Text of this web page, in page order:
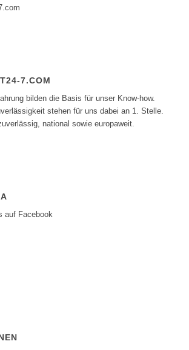
7.COM
bilden die Basis für unser Know-how.
stehen für uns dabei an 1. Stelle.
national sowie europaweit.
auf Facebook